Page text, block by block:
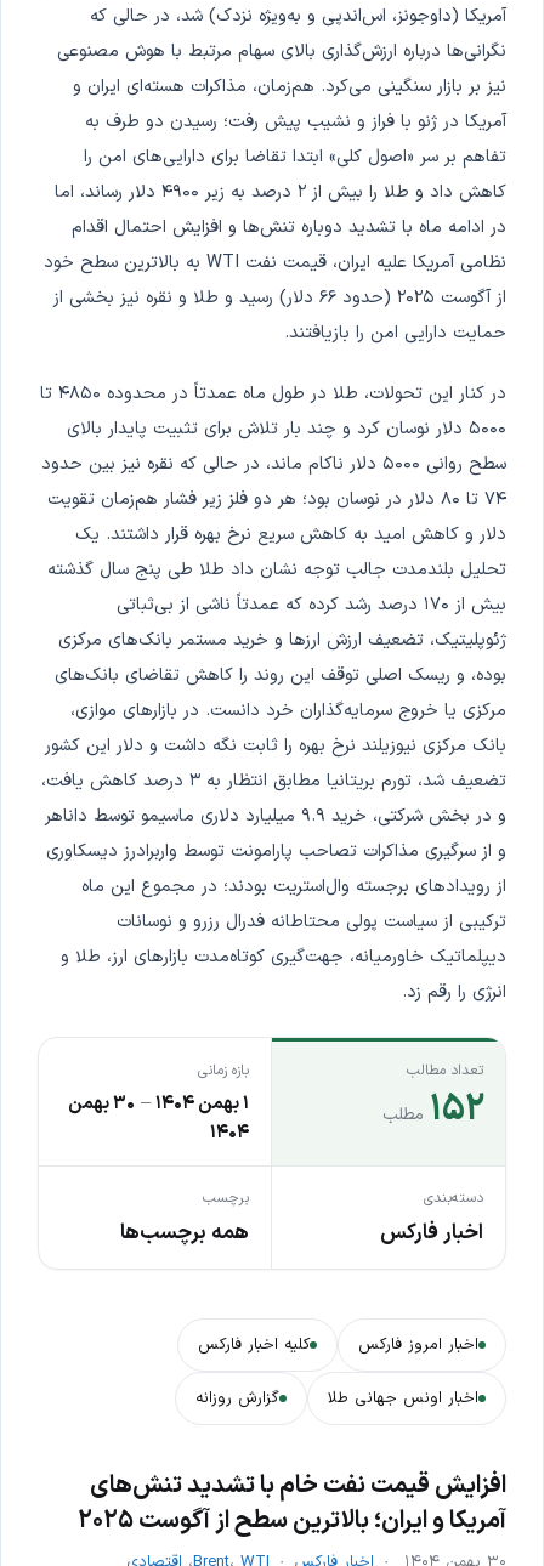
آمریکا (داوجونز، اس‌اندپی و به‌ویژه نزدک) شد، در حالی که
نگرانی‌ها درباره ارزش‌گذاری بالای سهام مرتبط با هوش مصنوعی
نیز بر بازار سنگینی می‌کرد. هم‌زمان، مذاکرات هسته‌ای ایران و
آمریکا در ژنو با فراز و نشیب پیش رفت؛ رسیدن دو طرف به
تفاهم بر سر «اصول کلی» ابتدا تقاضا برای دارایی‌های امن را
کاهش داد و طلا را بیش از ۲ درصد به زیر ۴۹۰۰ دلار رساند، اما
در ادامه ماه با تشدید دوباره تنش‌ها و افزایش احتمال اقدام
نظامی آمریکا علیه ایران، قیمت نفت WTI به بالاترین سطح خود
از آگوست ۲۰۲۵ (حدود ۶۶ دلار) رسید و طلا و نقره نیز بخشی از
حمایت دارایی امن را بازیافتند.
در کنار این تحولات، طلا در طول ماه عمدتاً در محدوده ۴۸۵۰ تا
۵۰۰۰ دلار نوسان کرد و چند بار تلاش برای تثبیت پایدار بالای
سطح روانی ۵۰۰۰ دلار ناکام ماند، در حالی که نقره نیز بین حدود
۷۴ تا ۸۰ دلار در نوسان بود؛ هر دو فلز زیر فشار هم‌زمان تقویت
دلار و کاهش امید به کاهش سریع نرخ بهره قرار داشتند. یک
تحلیل بلندمدت جالب توجه نشان داد طلا طی پنج سال گذشته
بیش از ۱۷۰ درصد رشد کرده که عمدتاً ناشی از بی‌ثباتی
ژئوپلیتیک، تضعیف ارزش ارزها و خرید مستمر بانک‌های مرکزی
بوده، و ریسک اصلی توقف این روند را کاهش تقاضای بانک‌های
مرکزی یا خروج سرمایه‌گذاران خرد دانست. در بازارهای موازی،
بانک مرکزی نیوزیلند نرخ بهره را ثابت نگه داشت و دلار این کشور
تضعیف شد، تورم بریتانیا مطابق انتظار به ۳ درصد کاهش یافت،
و در بخش شرکتی، خرید ۹.۹ میلیارد دلاری ماسیمو توسط داناهر
و از سرگیری مذاکرات تصاحب پارامونت توسط واربرادرز دیسکاوری
از رویدادهای برجسته وال‌استریت بودند؛ در مجموع این ماه
ترکیبی از سیاست پولی محتاطانه فدرال رزرو و نوسانات
دیپلماتیک خاورمیانه، جهت‌گیری کوتاه‌مدت بازارهای ارز، طلا و
انرژی را رقم زد.
تعداد مطالب
۱۵۲ مطلب
بازه زمانی
۱ بهمن ۱۴۰۴ –
۳۰ بهمن
۱۴۰۴
دسته‌بندی
اخبار فارکس
برچسب
همه برچسب‌ها
اخبار امروز فارکس کلیه اخبار فارکس
اخبار اونس جهانی طلا گزارش روزانه
افزایش قیمت نفت خام با تشدید تنش‌های
آمریکا و ایران؛ بالاترین سطح از آگوست ۲۰۲۵